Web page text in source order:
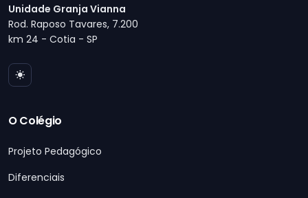
Unidade Granja Vianna
Rod. Raposo Tavares, 7.200
km 24 - Cotia - SP
O Colégio
Projeto Pedagógico
Diferenciais